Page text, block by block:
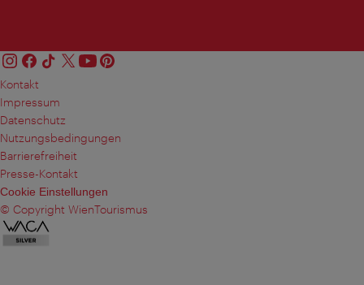
Kontakt
Impressum
Datenschutz
Nutzungsbedingungen
Barrierefreiheit
Presse-Kontakt
Cookie Einstellungen
© Copyright WienTourismus